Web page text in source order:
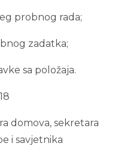
probnog rada;
zadatka;
sa položaja.
domova, sekretara
i savjetnika